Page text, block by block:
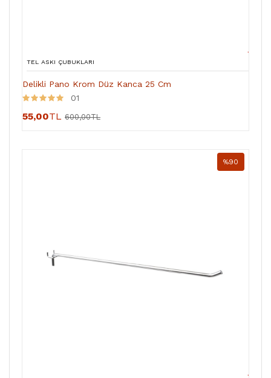
TEL ASKI ÇUBUKLARI
Delikli Pano Krom Düz Kanca 25 Cm
01
55,00TL 600,00TL
%90